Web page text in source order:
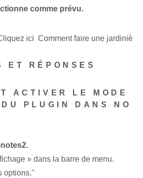
comme prévu.
ici Comment faire une jardiniè
ET RÉPONSES
ACTIVER LE MODE
PLUGIN DANS NO
» dans la barre de menu.
options."